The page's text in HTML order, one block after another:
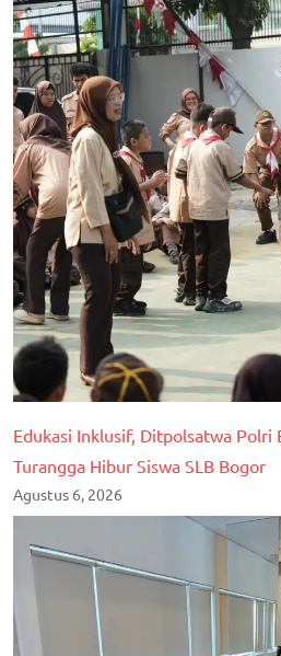
Edukasi Inklusif, Ditpolsatwa Polri
Turangga Hibur Siswa SLB Bogor
Agustus 6, 2026